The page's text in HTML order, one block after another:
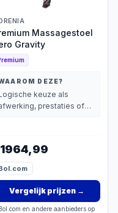
Massagestoel
Gravity
DEZE?
keuze als
prestaties of
Vergelijk prijzen→
en andere aanbieders op